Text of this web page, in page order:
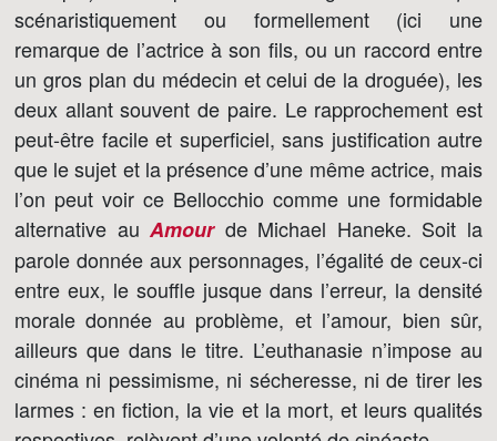
scénaristiquement ou formellement (ici une
remarque de l’actrice à son fils, ou un raccord entre
un gros plan du médecin et celui de la droguée), les
deux allant souvent de paire. Le rapprochement est
peut-être facile et superficiel, sans justification autre
que le sujet et la présence d’une même actrice, mais
l’on peut voir ce Bellocchio comme une formidable
alternative auAmourde Michael Haneke. Soit la
parole donnée aux personnages, l’égalité de ceux-ci
entre eux, le souffle jusque dans l’erreur, la densité
morale donnée au problème, et l’amour, bien sûr,
ailleurs que dans le titre. L’euthanasie n’impose au
cinéma ni pessimisme, ni sécheresse, ni de tirer les
larmes : en fiction, la vie et la mort, et leurs qualités